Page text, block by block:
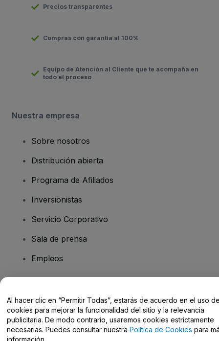
Precios transparentes
Compras con garantía al 100%
Equipo de Atención al Cliente que te acompaña en
todo el proceso
Nuestra empresa
Sobre nosotros
Distribución abierta
Programa de Afiliados
Inversionistas
Servicio Corporativo
Sala de prensa
Empleos
Centro de Ayuda / Contacto
Al hacer clic en “Permitir Todas”, estarás de acuerdo en el uso
cookies para mejorar la funcionalidad del sitio y la relevancia
publicitaria. De modo contrario, usaremos cookies estrictamente
necesarias. Puedes consultar nuestra Política de Cookies para
información.